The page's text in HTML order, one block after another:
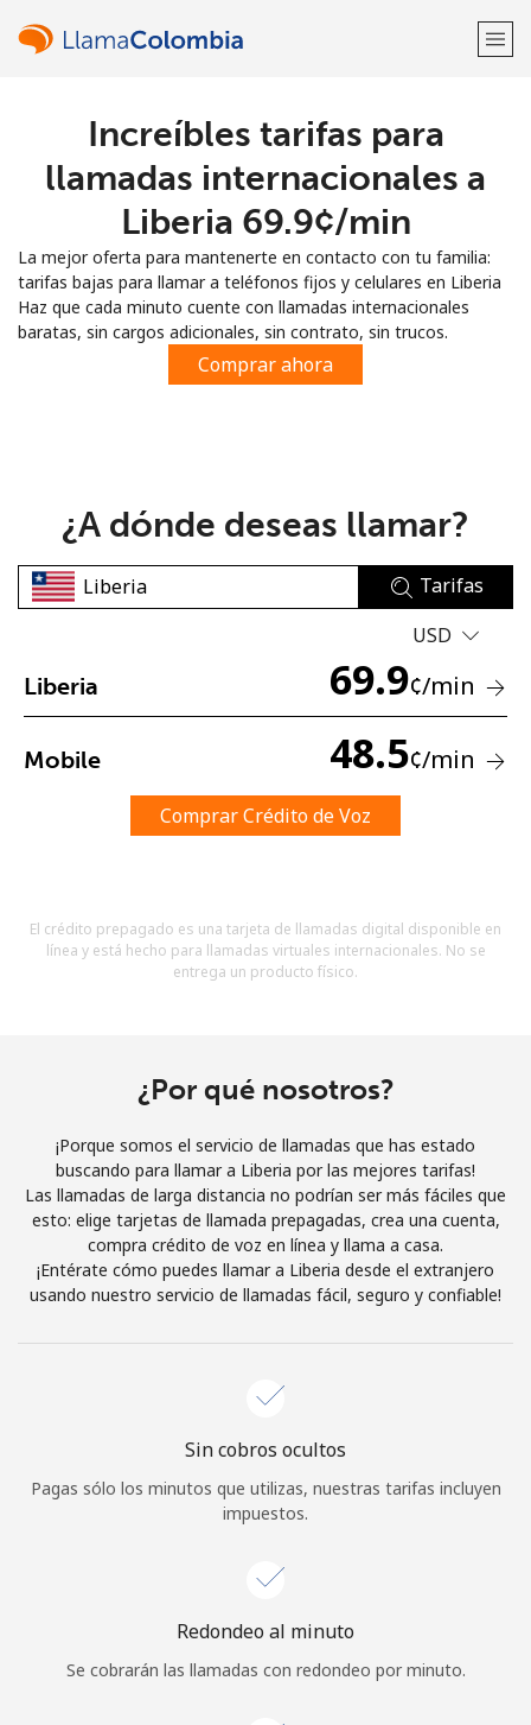
¡Bienvenido!
Regístrate con
No se ha creado una contraseña
Mínimo 8 caracteres
Un caracter especial
Al abrir una cuenta en este sitio web, estoy de acuerdo con
Términos y condiciones.
Únete
¡Hola!
Iniciar Sesión
Increíbles tarifas para
llamadas internacionales a
Liberia ⁦69.9¢⁩/min
La mejor oferta para mantenerte en contacto con tu familia:
tarifas bajas para llamar a teléfonos fijos y celulares en Liberia
Haz que cada minuto cuente con llamadas internacionales
baratas, sin cargos adicionales, sin contrato, sin trucos.
Comprar ahora
¿A dónde deseas llamar?
Tarifas
USD
Liberia 69.9¢/min
Mobile 48.5¢/min
Comprar Crédito de Voz
El crédito prepagado es una tarjeta de llamadas digital disponible en
línea y está hecho para llamadas virtuales internacionales. No se
entrega un producto físico.
¿Por qué nosotros?
¡Porque somos el servicio de llamadas que has estado
buscando para llamar a Liberia por las mejores tarifas!
Las llamadas de larga distancia no podrían ser más fáciles que
esto: elige tarjetas de llamada prepagadas, crea una cuenta,
compra crédito de voz en línea y llama a casa.
¡Entérate cómo puedes llamar a Liberia desde el extranjero
usando nuestro servicio de llamadas fácil, seguro y confiable!
Sin cobros ocultos
Pagas sólo los minutos que utilizas, nuestras tarifas incluyen
impuestos.
Redondeo al minuto
Se cobrarán las llamadas con redondeo por minuto.